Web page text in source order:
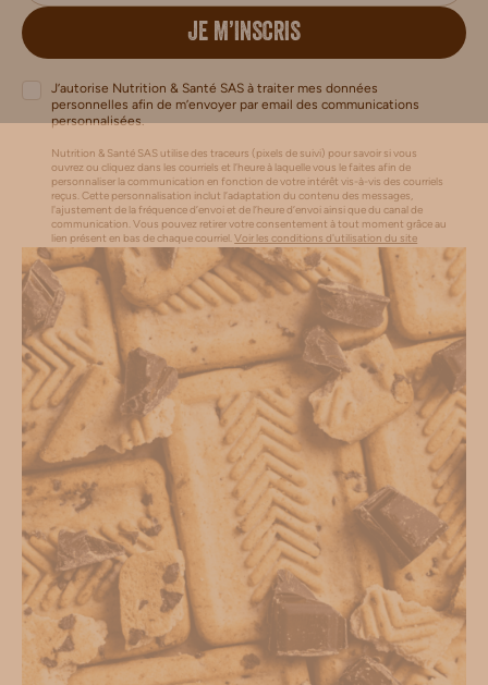
JE M’INSCRIS
J’autorise Nutrition & Santé SAS à traiter mes données
personnelles afin de m’envoyer par email des communications
personnalisées.
Nutrition & Santé SAS utilise des traceurs (pixels de suivi) pour savoir si vous
ouvrez ou cliquez dans les courriels et l’heure à laquelle vous le faites afin de
personnaliser la communication en fonction de votre intérêt vis-à-vis des courriels
reçus. Cette personnalisation inclut l’adaptation du contenu des messages,
l'ajustement de la fréquence d’envoi et de l’heure d’envoi ainsi que du canal de
communication. Vous pouvez retirer votre consentement à tout moment grâce au
lien présent en bas de chaque courriel.Voir les conditions d'utilisation du site